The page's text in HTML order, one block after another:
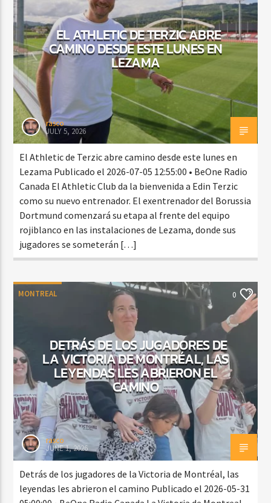
CURRENT SHOW
BEATS URBANOS
11:00 AM 1:00 PM
EL ATHLETIC DE TERZIC ABRE
CAMINO DESDE ESTE LUNES EN
LEZAMA
rasco
JULY 5, 2026
El Athletic de Terzic abre camino desde este lunes en
Lezama Publicado el 2026-07-05 12:55:00 • BeOne Radio
Canada El Athletic Club da la bienvenida a Edin Terzic
como su nuevo entrenador. El exentrenador del Borussia
Dortmund comenzará su etapa al frente del equipo
rojiblanco en las instalaciones de Lezama, donde sus
jugadores se someterán […]
MONTREAL 0
DETRÁS DE LOS JUGADORES DE
LA VICTORIA DE MONTRÉAL, LAS
LEYENDAS LES ABRIERON EL
CAMINO
rasco
JUNE 1, 2026
Detrás de los jugadores de la Victoria de Montréal, las
leyendas les abrieron el camino Publicado el 2026-05-31